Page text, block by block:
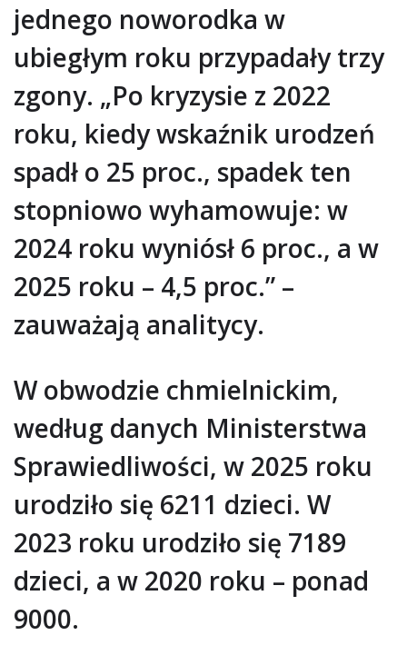
jednego noworodka w
ubiegłym roku przypadały trzy
zgony. „Po kryzysie z 2022
roku, kiedy wskaźnik urodzeń
spadł o 25 proc., spadek ten
stopniowo wyhamowuje: w
2024 roku wyniósł 6 proc., a w
2025 roku – 4,5 proc.” –
zauważają analitycy.
W obwodzie chmielnickim,
według danych Ministerstwa
Sprawiedliwości, w 2025 roku
urodziło się 6211 dzieci. W
2023 roku urodziło się 7189
dzieci, a w 2020 roku – ponad
9000.